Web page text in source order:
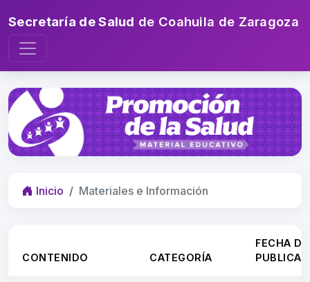
Secretaría de Salud de Coahuila de Zaragoza
Inicio Materiales e Información
CONTENIDO CATEGORÍA
FECHA DE